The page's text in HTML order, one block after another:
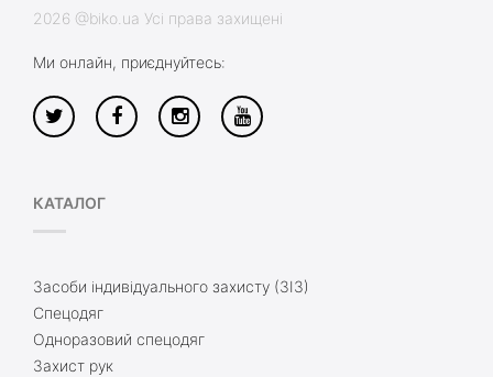
2026 @biko.ua Усі права захищені
Ми онлайн, приєднуйтесь:
КАТАЛОГ
Засоби індивідуального захисту (ЗІЗ)
Спецодяг
Одноразовий спецодяг
Захист рук